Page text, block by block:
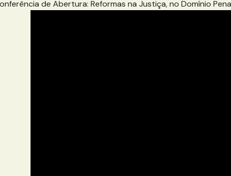
de Abertura: Reformas na Justiça, no Domínio